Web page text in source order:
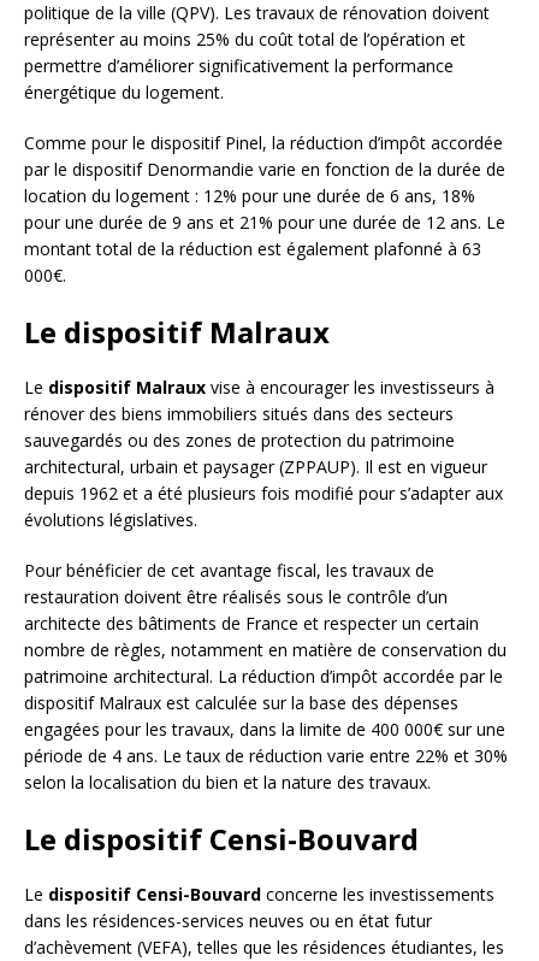
politique de la ville (QPV). Les travaux de rénovation doivent
représenter au moins 25% du coût total de l’opération et
permettre d’améliorer significativement la performance
énergétique du logement.
Comme pour le dispositif Pinel, la réduction d’impôt accordée
par le dispositif Denormandie varie en fonction de la durée de
location du logement : 12% pour une durée de 6 ans, 18%
pour une durée de 9 ans et 21% pour une durée de 12 ans. Le
montant total de la réduction est également plafonné à 63
000€.
Le dispositif Malraux
Le dispositif Malraux vise à encourager les investisseurs à
rénover des biens immobiliers situés dans des secteurs
sauvegardés ou des zones de protection du patrimoine
architectural, urbain et paysager (ZPPAUP). Il est en vigueur
depuis 1962 et a été plusieurs fois modifié pour s’adapter aux
évolutions législatives.
Pour bénéficier de cet avantage fiscal, les travaux de
restauration doivent être réalisés sous le contrôle d’un
architecte des bâtiments de France et respecter un certain
nombre de règles, notamment en matière de conservation du
patrimoine architectural. La réduction d’impôt accordée par le
dispositif Malraux est calculée sur la base des dépenses
engagées pour les travaux, dans la limite de 400 000€ sur une
période de 4 ans. Le taux de réduction varie entre 22% et 30%
selon la localisation du bien et la nature des travaux.
Le dispositif Censi-Bouvard
Le dispositif Censi-Bouvard concerne les investissements
dans les résidences-services neuves ou en état futur
d’achèvement (VEFA), telles que les résidences étudiantes, les